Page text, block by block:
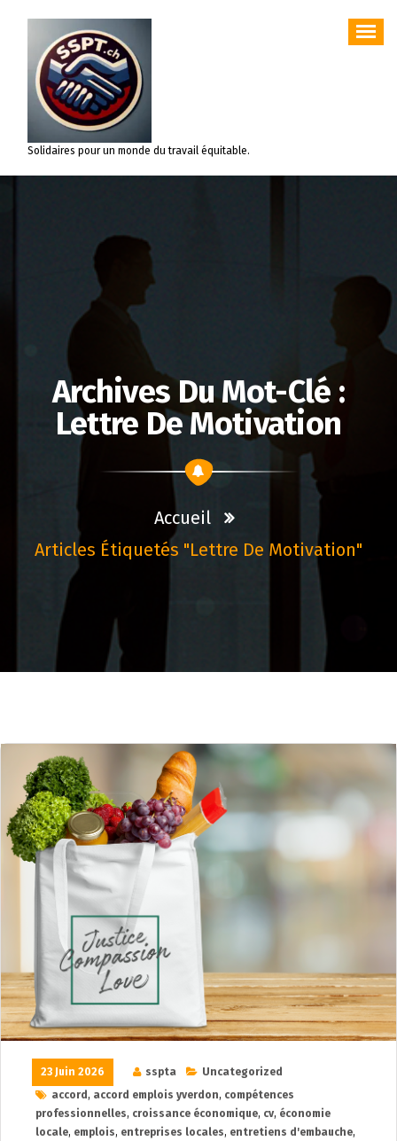
contenu
Solidaires pour un monde du travail équitable.
Archives Du Mot-Clé :
Lettre De Motivation
Accueil
Articles Étiquetés "lettre De Motivation"
23 Juin 2026 sspta
Uncategorized
accord , accord emplois yverdon, compétences
professionnelles, croissance économique, cv, économie
locale, emplois, entreprises locales, entretiens d'embauche,